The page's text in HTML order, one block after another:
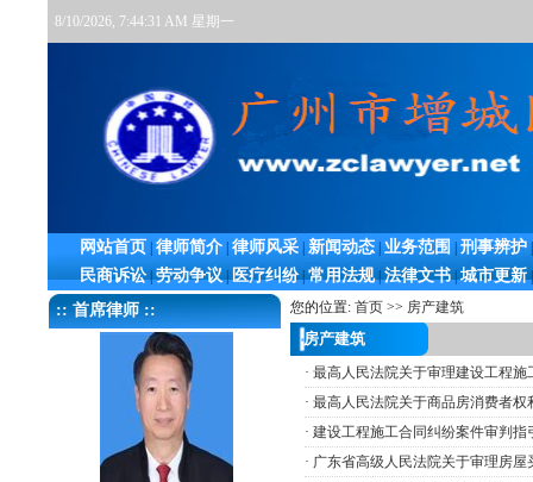
8/10/2026, 7:44:32 AM 星期一
网站首页 律师简介 律师风采 新闻动态 业务范围 刑事辨护
民商诉讼 | 劳动争议 | 医疗纠纷 | 常用法规 | 法律文书 | 城市更新 |
:: 首席律师 :: 您的位置: 首页>> 房产建筑
房产建筑
· 最高人民法院关于审理建设工程
· 最高人民法院关于商品房消费者权
· 建设工程施工合同纠纷案件审判指
· 广东省高级人民法院关于审理房